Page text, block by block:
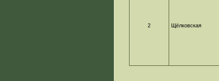
2 Щёлковская